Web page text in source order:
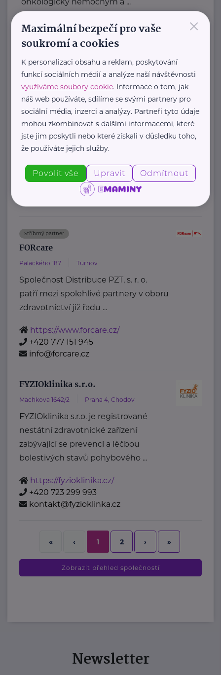
https://www.amelie-zs.cz/
+420 739 001 123
praha@amelie-zs.cz
Cosmee Vision s. r. o.
Sallie je značka lesní kosmetiky z
Karlových Varů.
Propojuje kvalitní přírodní
ingredience, blahodárné účinky ...
https://sallie.cz/
Stříbrný partner
FORcare
Palackého 187 Turnov
Společnost Distribuce PZT, s. r. o.
patří mezi spolehlivé partnery v oboru
zdravotnictví již řadu ...
https://www.forcare.cz/
+420 777 151 945
info@forcare.cz
FYZIOklinika s.r.o.
Machkova 1642/2 Praha 4, Chodov
FYZIOklinika s.r.o. je registrované
nestátní zdravotnické zařízení
zabývající se prevencí a léčbou
bolestivých stavů pohybového ...
https://fyzioklinika.cz/
+420 723 299 993
kontakt@fyzioklinka.cz
« ‹ 1 2 › »
Zobrazit přehled společností
Newsletter
×
Maximální bezpečí pro vaše
soukromí a cookies
K personalizaci obsahu a reklam, poskytování
funkcí sociálních médií a analýze naší návštěvnosti
využíváme soubory cookie. Informace o tom, jak
náš web používáte, sdílíme se svými partnery pro
sociální média, inzerci a analýzy. Partneři tyto údaje
mohou zkombinovat s dalšími informacemi, které
jste jim poskytli nebo které získali v důsledku toho,
že používáte jejich služby.
Povolit vše Upravit Odmítnout